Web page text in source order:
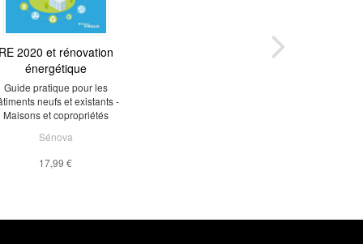
RE 2020 et rénovation
énergétique
Guide pratique pour les
neufs et existants -
Maisons et copropriétés
Sénova
17,99 €